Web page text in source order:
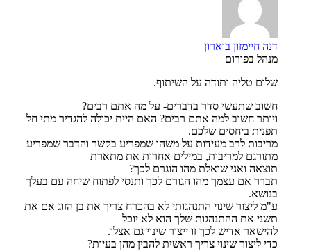
דנה חיימזון בוארון
מנהל בפורום
שלום טליה ותודה על השיתוף.
חשוב שתעשי סדר בדברים- על מה אתם רבים?
ויותר חשוב למה אתם רבים? האם היית יכולה להגדיר מתי חל
תפנית ביחסים שלכם.
מריבות לרב מעידות על משהו שמפריע בקשר והדבר שמפריע
מתורגם למריבות, במילים אחרות את מתארת
תוצאה ואני שואלת מהו הוגרם לכך?
תברר אם עצמך מהו הגורם לכך ותנסי לפתוח שיחה עם בעלך
בנושא.
ע"מ ליצור שינוי התנהגותי לא בהכרח צריך את בן הזוג אם את
תשני את ההתנהגות שלך הוא לא יוכל
להישאר אדיש לכך זו ייצור שינוי גם אצלו.
כדי ליצור שינוי צריך ראשית להבין מהן בעיות?